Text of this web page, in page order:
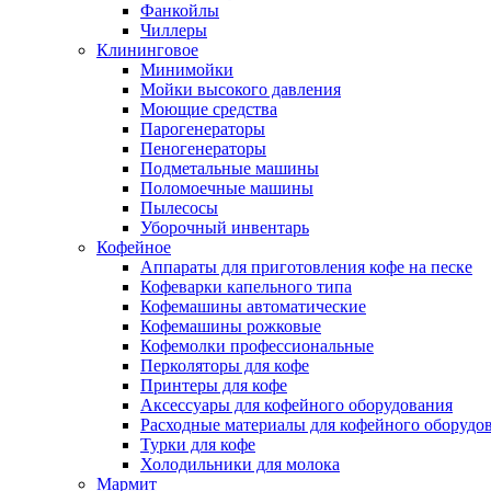
Фанкойлы
Чиллеры
Клининговое
Минимойки
Мойки высокого давления
Моющие средства
Парогенераторы
Пеногенераторы
Подметальные машины
Поломоечные машины
Пылесосы
Уборочный инвентарь
Кофейное
Аппараты для приготовления кофе на песке
Кофеварки капельного типа
Кофемашины автоматические
Кофемашины рожковые
Кофемолки профессиональные
Перколяторы для кофе
Принтеры для кофе
Аксессуары для кофейного оборудования
Расходные материалы для кофейного
Турки для кофе
Холодильники для молока
Мармит